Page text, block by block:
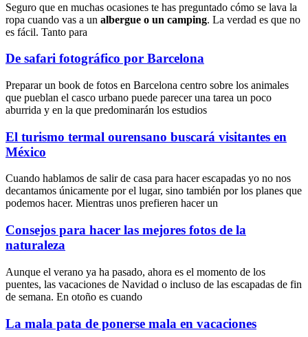
Seguro que en muchas ocasiones te has preguntado cómo se lava la
ropa cuando vas a un albergue o un camping. La verdad es que no
es fácil. Tanto para
De safari fotográfico por Barcelona
Preparar un book de fotos en Barcelona centro sobre los animales
que pueblan el casco urbano puede parecer una tarea un poco
aburrida y en la que predominarán los estudios
El turismo termal ourensano buscará visitantes en
México
Cuando hablamos de salir de casa para hacer escapadas yo no nos
decantamos únicamente por el lugar, sino también por los planes que
podemos hacer. Mientras unos prefieren hacer un
Consejos para hacer las mejores fotos de la
naturaleza
Aunque el verano ya ha pasado, ahora es el momento de los
puentes, las vacaciones de Navidad o incluso de las escapadas de fin
de semana. En otoño es cuando
La mala pata de ponerse mala en vacaciones